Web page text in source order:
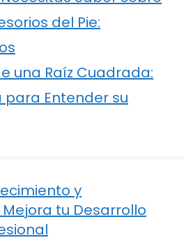
del Pie:
una Raíz Cuadrada:
Entender su
y
tu Desarrollo